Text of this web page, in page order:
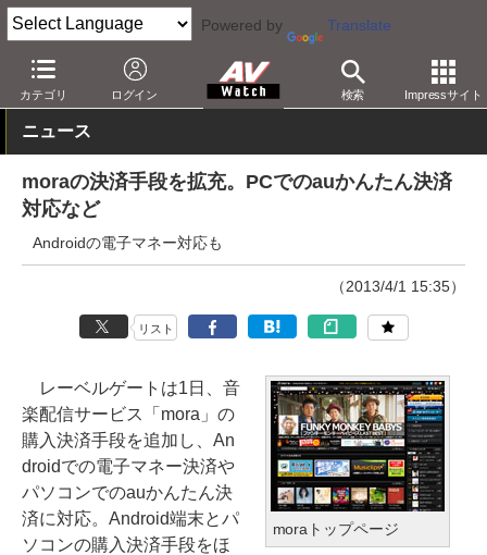
Powered by Translate
カテゴリ ログイン 検索 Impressサイト
AV Watch コンテンツ・サービス 音楽配信 mora
ニュース
moraの決済手段を拡充。PCでのauかんたん決済
対応など
Androidの電子マネー対応も
（2013/4/1 15:35）
リスト
moraトップページ
レーベルゲートは1日、音
楽配信サービス「mora」の
購入決済手段を追加し、An
droidでの電子マネー決済や
パソコンでのauかんたん決
済に対応。Android端末とパ
ソコンの購入決済手段をほ